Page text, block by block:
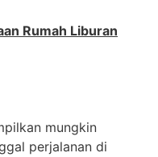
Rumah Liburan
mungkin
perjalanan di